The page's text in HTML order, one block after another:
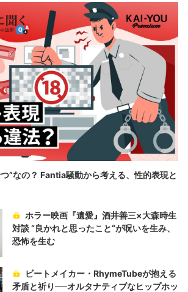
”なの？ Fantia騒動から考える、性的表現と
ホラー映画『遺愛』酒井善三×大森時生
対談 “良かれと思ったこと“が呪いを生み、
恐怖を生む
ビートメイカー・RhymeTubeが抱える
矛盾と祈り──オルタナティブなヒップホッ